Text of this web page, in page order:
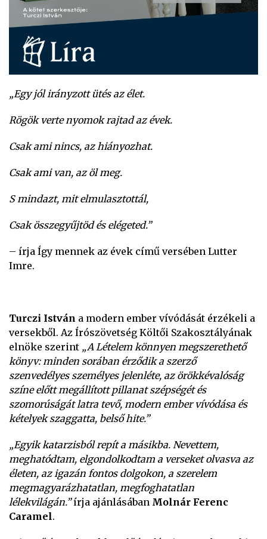
„Egy jól irányzott ütés az élet.
Rögök verte nyomok rajtad az évek.
Csak ami nincs, az hiányozhat.
Csak ami van, az öl meg.
S mindazt, mit elmulasztottál,
Csak összegyűjtöd és elégeted.”
– írja Így mennek az évek című versében Lutter
Imre.
Turczi István a modern ember vívódását érzékeli a
versekből. Az Írószövetség Költői Szakosztályának
elnöke szerint „A Lételem könnyen megszerethető
könyv: minden sorában érződik a szerző
szenvedélyes személyes jelenléte, az örökkévalóság
színe előtt megállított pillanat szépségét és
szomorúságát latra tevő, modern ember vívódása és
kételyek szaggatta, belső hite.”
„Egyik katarzisból repít a másikba. Nevettem,
meghatódtam, elgondolkodtam a verseket olvasva az
életen, az igazán fontos dolgokon, a szerelem
megmagyarázhatatlan, megfoghatatlan
lélekvilágán.”írja ajánlásában Molnár Ferenc
Caramel.